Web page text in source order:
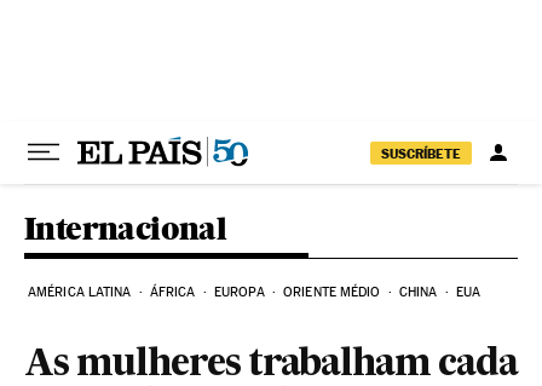
SUSCRÍBETE
Internacional
AMÉRICA LATINA ÁFRICA EUROPA ORIENTE MÉDIO CHINA EUA
As mulheres trabalham cada